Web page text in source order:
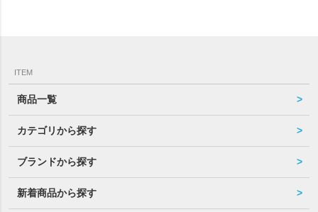
ITEM
商品一覧
カテゴリから探す
ブランドから探す
新着商品から探す